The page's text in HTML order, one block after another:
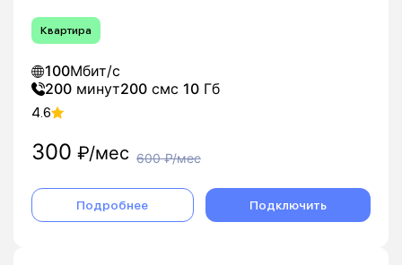
Квартира
100Мбит/с
200 минут200 смс 10 Гб
4.6
300 ₽/мес 600₽/мес
Подробнее Подключить